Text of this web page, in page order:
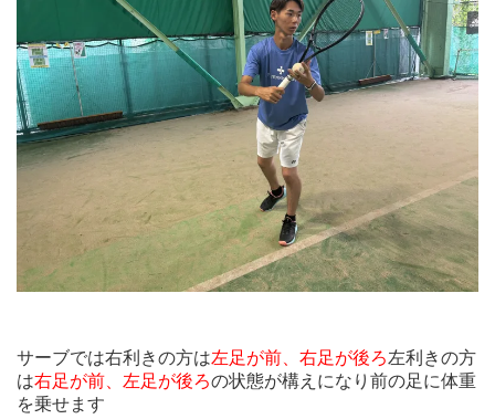
サーブでは右利きの方は左足が前、右足が後ろ左利きの方
は右足が前、左足が後ろの状態が構えになり前の足に体重
を乗せます